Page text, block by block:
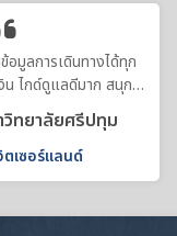
อมูลการเดินทางได้ทุก
งิน ไกด์ดูแลดีมาก สนุก
จค่ะ
วิทยาลัยศรีปทุม
เซอร์แลนด์